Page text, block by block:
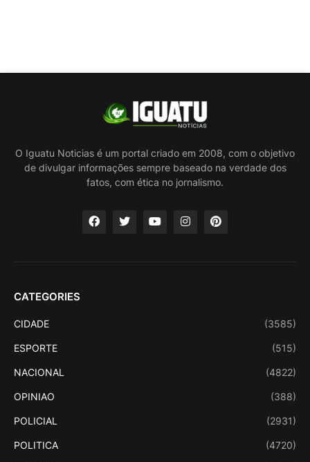
O Iguatu Noticias é um portal criado em 2008, com o objetivo
de divulgar informações sempre baseado na verdade dos
fatos, com ética no jornalismo.
CATEGORIES
CIDADE (3585)
ESPORTE (515)
NACIONAL (4822)
OPINIAO (388)
POLICIAL (2931)
POLITICA (4720)